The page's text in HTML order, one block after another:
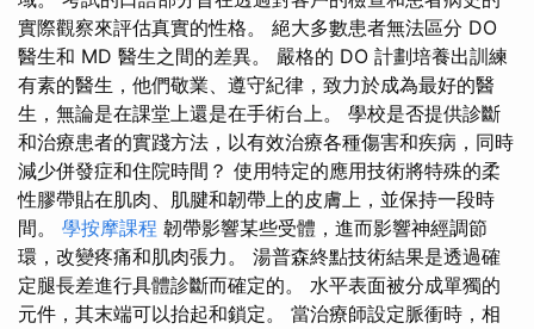
實際觀察來評估真實的性格。 絕大多數患者無法區分 DO
醫生和 MD 醫生之間的差異。 嚴格的 DO 計劃培養出訓練
有素的醫生，他們敬業、遵守紀律，致力於成為最好的醫
生，無論是在課堂上還是在手術台上。 學校是否提供診斷
和治療患者的實踐方法，以有效治療各種傷害和疾病，同時
減少併發症和住院時間？ 使用特定的應用技術將特殊的柔
性膠帶貼在肌肉、肌腱和韌帶上的皮膚上，並保持一段時
間。 學按摩課程 韌帶影響某些受體，進而影響神經調節
環，改變疼痛和肌肉張力。 湯普森終點技術結果是透過確
定腿長差進行具體診斷而確定的。 水平表面被分成單獨的
元件，其末端可以抬起和鎖定。 當治療師設定脈衝時，相